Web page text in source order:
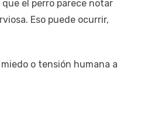
el perro parece notar
Eso puede ocurrir,
o tensión humana a